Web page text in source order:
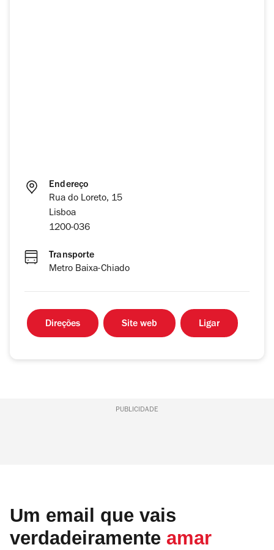
Endereço
Rua do Loreto, 15
Lisboa
1200-036
Transporte
Metro Baixa-Chiado
Direções Site web Ligar
PUBLICIDADE
Um email que vais
verdadeiramente amar